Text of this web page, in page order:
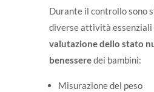
Durante il controllo sono
diverse attività essenziali
valutazione dello stato
benesseredei bambini:
Misurazione del peso